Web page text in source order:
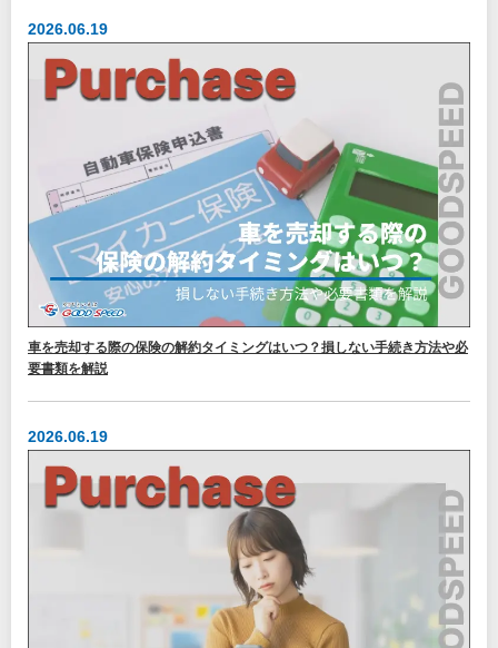
2026.06.19
車を売却する際の保険の解約タイミングはいつ？損しない手続き方法や必
要書類を解説
2026.06.19